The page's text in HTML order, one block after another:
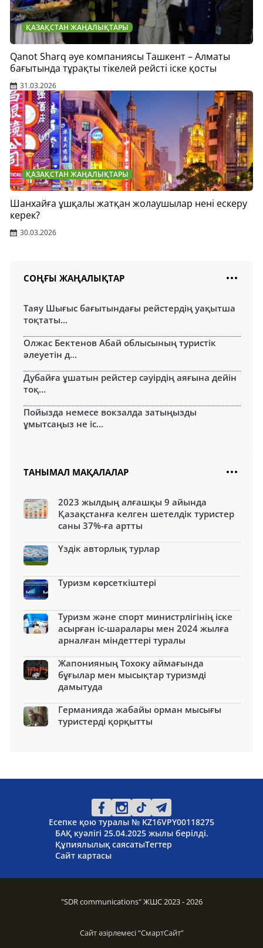
ҚАЗАҚСТАН ЖАҢАЛЫҚТАРЫ
Qanot Sharq әуе компаниясы Ташкент – Алматы
бағытында тұрақты тікелей рейсті іске қосты
31.03.2026
ҚАЗАҚСТАН ЖАҢАЛЫҚТАРЫ
Шанхайға ұшқалы жатқан жолаушылар нені ескеру
керек?
30.03.2026
СОҢҒЫ ЖАҢАЛЫҚТАР
Таяу Шығыс бағытындағы рейстердің уақытша
тоқтаты...
Олжас Бектенов Абай облысының туристік
әлеуетін д...
Дубайға ұшатын рейстер сәуірдің аяғына дейін
тоқ...
Пойызда немесе вокзалда затыңызды
ұмытсаңыз не іс...
ТАНЫМАЛ МАҚАЛАЛАР
2023 жылдың алғашқы 9 айында
Қазақстанға келген шетелдік туристер
саны 37%-ға артты
Үздік авторлық турлар
Туризм көрсеткіштері
Туризм және спорт министрлігінің іске
асырған іс-шаралары мен 2024 жылға
арналған міндеттері туралы
Жапонияның Тохоку аймағында
бұғылар мен мысықтар туризмді
дамытуда
Германияда жабайы орман мысығы
туристерді қорқытты
Есепке қою туралы № KZ16VPY00118275
БАҚ куәлігі 25.04.2025 жылы берілді.
Құпиялылық саясатыТегтер
Сайт картасы
"SDR communications" ЖШС 2023 - 2026
Сайт әзірлемесі “СмартСайт”